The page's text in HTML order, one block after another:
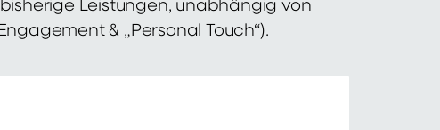
Leistungen, unabhängig von
& „Personal Touch“).